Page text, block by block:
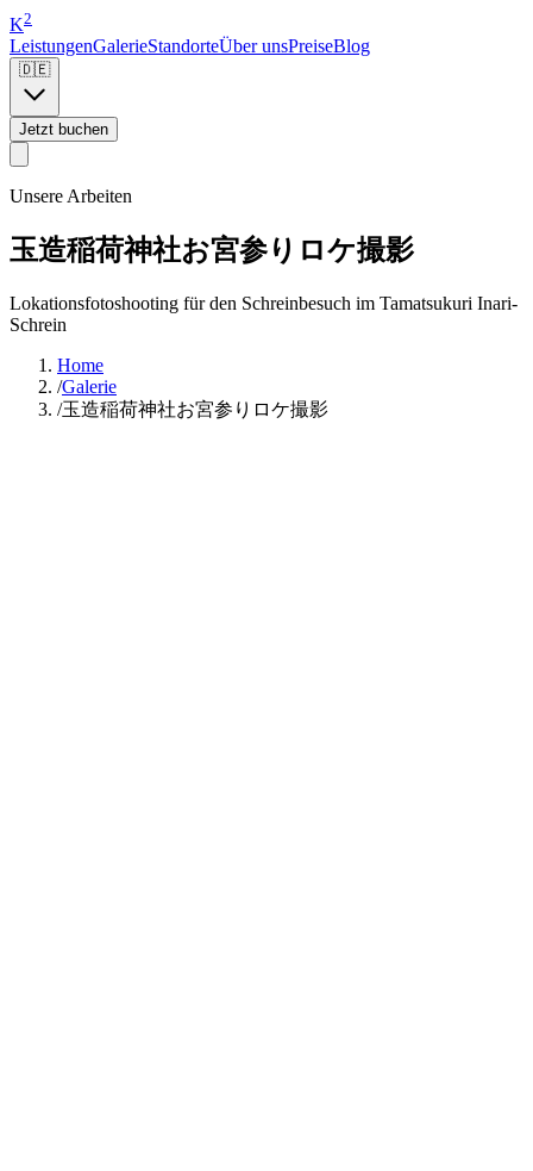
K2
LeistungenGalerieStandorteÜber unsPreiseBlog
🇩🇪
Jetzt buchen
Unsere Arbeiten
玉造稲荷神社お宮参りロケ撮影
Lokationsfotoshooting für den Schreinbesuch im Tamatsukuri Inari-
Schrein
Home
/Galerie
/玉造稲荷神社お宮参りロケ撮影